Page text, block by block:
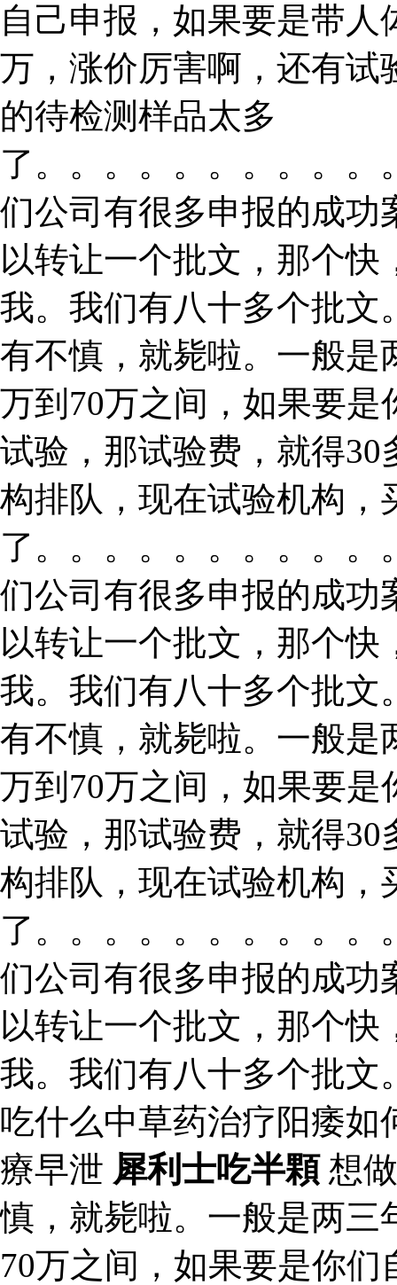
自己申报，如果要是带
万，涨价厉害啊，还有试
的待检测样品太多
了。。。。。。。。。
们公司有很多申报的成功
以转让一个批文，那个
我。我们有八十多个批文
有不慎，就毙啦。一般是
万到70万之间，如果要
试验，那试验费，就得
构排队，现在试验机构，
了。。。。。。。。。
们公司有很多申报的成功
以转让一个批文，那个
我。我们有八十多个批文
有不慎，就毙啦。一般是
万到70万之间，如果要
试验，那试验费，就得
构排队，现在试验机构，
了。。。。。。。。。
们公司有很多申报的成功
以转让一个批文，那个
我。我们有八十多个批文
吃什么中草药治疗阳痿
療早泄 犀利士吃半顆想
慎，就毙啦。一般是两三
70万之间，如果要是你